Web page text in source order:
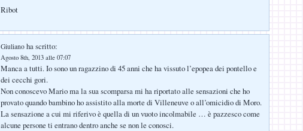
Ribot
Giuliano ha scritto:
Agosto 8th, 2013 alle 07:07
Manca a tutti. Io sono un ragazzino di 45 anni che ha vissuto l’epopea dei pontello e
dei cecchi gori.
Non conoscevo Mario ma la sua scomparsa mi ha riportato alle sensazioni che ho
provato quando bambino ho assistito alla morte di Villeneuve o all’omicidio di Moro.
La sensazione a cui mi riferivo è quella di un vuoto incolmabile … è pazzesco come
alcune persone ti entrano dentro anche se non le conosci.